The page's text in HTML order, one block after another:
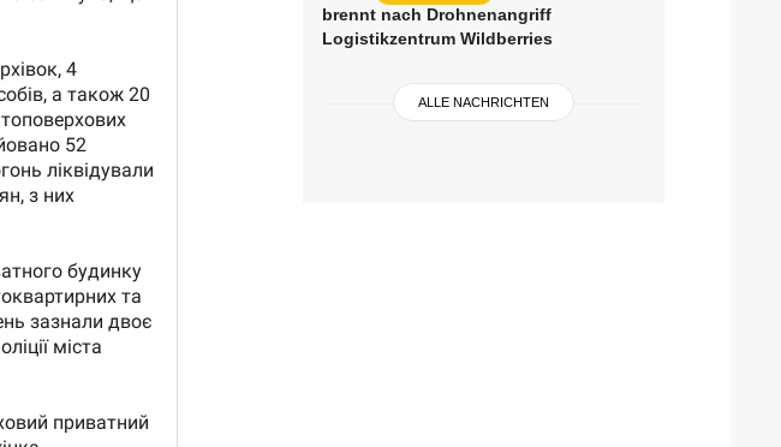
brennt nach Drohnenangriff
Logistikzentrum Wildberries
ALLE NACHRICHTEN